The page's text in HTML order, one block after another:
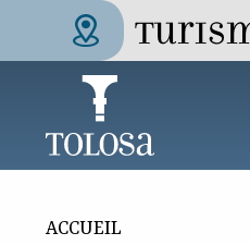
Aller au contenu principal
Tolosa Turismoa
ACCUEIL